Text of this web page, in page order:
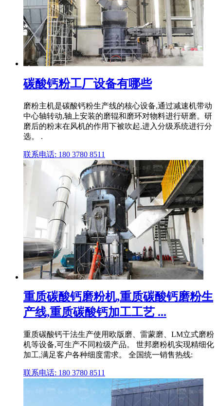
碳酸钙粉工厂设备有哪些
磨粉主机是碳酸钙粉生产线的核心设备,通过减速机带动
中心轴转动,轴上安装的磨辊和磨环对物料进行研磨。研
磨后的粉末在风机的作用下被吹起,进入分级系统进行分
选。 .
联系电话: 180 3780 8511
重质碳酸钙磨粉机,重质碳酸钙磨粉生
产线,重质碳酸钙加工工艺 ...
重质碳酸钙干法生产使用欧版磨、雷蒙磨、LM立式磨粉
机等设备,可生产不同粒级产品。 世邦磨粉机实现精细化
加工,满足客户各种细度需求。 全国统一销售热线:
联系电话: 180 3780 8511